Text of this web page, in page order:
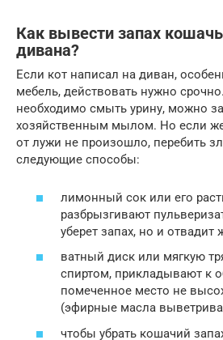
Как вывести запах
дивана?
Если кот написал на диван,
мебель, действовать нужно
необходимо смыть урину, можно
хозяйственным мылом. Но если
от лужи не произошло, перебить
следующие способы:
лимонный сок или его
разбрызгивают
уберет запах, но и
ватный диск или мягкую
спиртом, прикладывают к
помеченное место не
(эфирные масла
чтобы убрать кошачий